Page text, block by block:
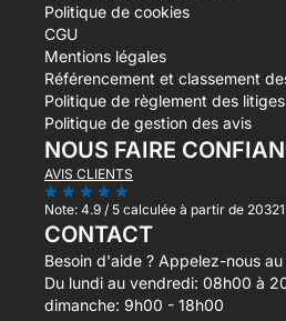
Politique de cookies
CGU
Mentions légales
Référencement et classement
Politique de règlement des litiges
Politique de gestion des avis
NOUS FAIRE
AVIS CLIENTS
Note: 4.9 / 5 calculée à partir de
CONTACT
Besoin d'aide ? Appelez-nous au
Du lundi au vendredi: 08h00 à
dimanche: 9h00 - 18h00